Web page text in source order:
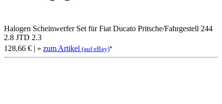
Halogen Scheinwerfer Set für Fiat Ducato Pritsche/Fahrgestell 244
2.8 JTD 2.3
128,66 € | » zum Artikel (auf eBay)*